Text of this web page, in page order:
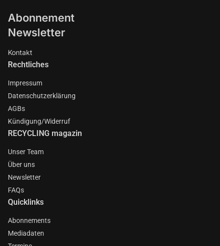
Abonnement
Newsletter
Kontakt
Rechtliches
Impressum
Datenschutzerklärung
AGBs
Kündigung/Widerruf
RECYCLING magazin
Unser Team
Über uns
Newsletter
FAQs
Quicklinks
Abonnements
Mediadaten